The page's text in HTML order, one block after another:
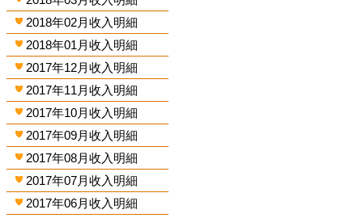
2018年02月收入明細
2018年01月收入明細
2017年12月收入明細
2017年11月收入明細
2017年10月收入明細
2017年09月收入明細
2017年08月收入明細
2017年07月收入明細
2017年06月收入明細